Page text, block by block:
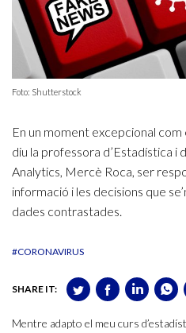
Foto: Shutterstock
En un moment excepcional
diu la professora d’Estadística i
Analytics, Mercè Roca, ser
informació i les decisions que
dades contrastades.
#CORONAVIRUS
SHARE IT:
Mentre adapto el meu curs